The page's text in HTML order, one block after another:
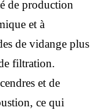
de production
et à
de vidange plus
filtration.
et de
ce qui